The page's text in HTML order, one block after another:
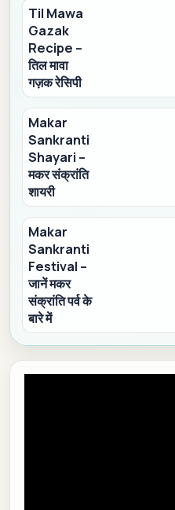
Til Mawa
Gazak
Recipe –
तिल मावा
गज़क रेसिपी
Makar
Sankranti
Shayari –
मकर संक्रांति
शायरी
Makar
Sankranti
Festival –
जानें मकर
संक्रांति पर्व के
बारे में